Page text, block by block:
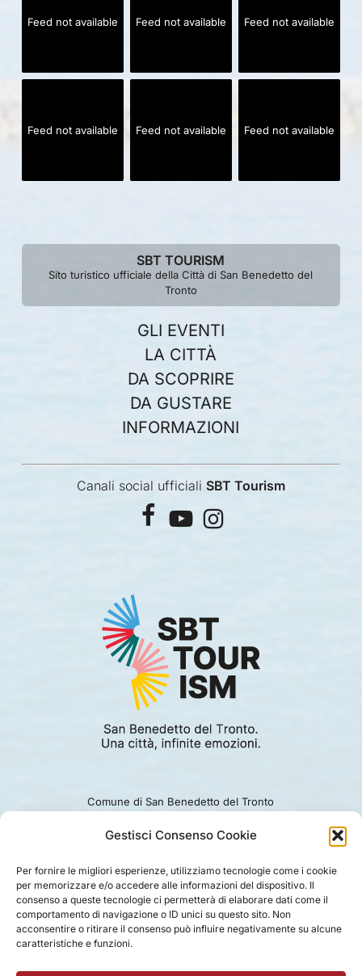
Gestisci Consenso Cookie
Per fornire le migliori esperienze, utilizziamo tecnologie come i cookie
per memorizzare e/o accedere alle informazioni del dispositivo. Il
consenso a queste tecnologie ci permetterà di elaborare dati come il
comportamento di navigazione o ID unici su questo sito. Non
acconsentire o ritirare il consenso può influire negativamente su alcune
caratteristiche e funzioni.
Feed not available Feed not available Feed not available
Feed not available Feed not available Feed not available
SBT TOURISM
Sito turistico ufficiale della Città di San Benedetto del
Tronto
GLI EVENTI
LA CITTÀ
DA SCOPRIRE
DA GUSTARE
INFORMAZIONI
Canali social ufficiali SBT Tourism
facebook
youtubeinstagram
Comune di San Benedetto del Tronto
Ufficio turismo: 0735.794229
PRIVACY |COOKIE | LEGAL |DISCLAIMER